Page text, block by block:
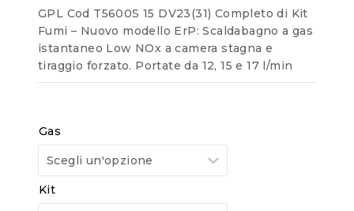
GPL Cod T5600S 15 DV23(31) Completo di Kit
Fumi – Nuovo modello ErP: Scaldabagno a gas
istantaneo Low NOx a camera stagna e
tiraggio forzato. Portate da 12, 15 e 17 l/min
Gas
Kit